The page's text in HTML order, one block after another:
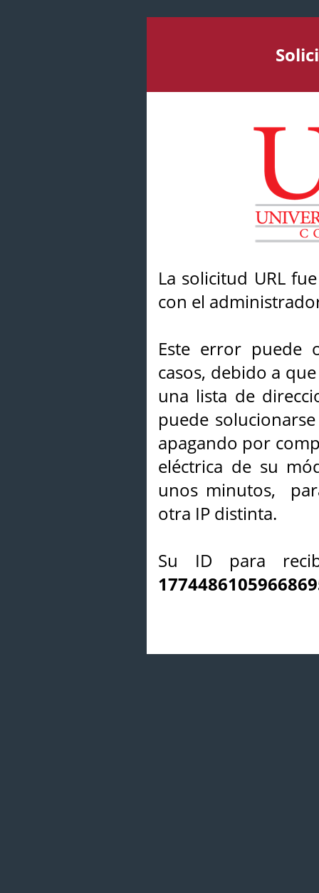
La solicitud URL
con el
Este error puede
casos, debido a
una lista de
puede
apagando por
eléctrica de su
unos minutos,
otra IP distinta.
Su ID para